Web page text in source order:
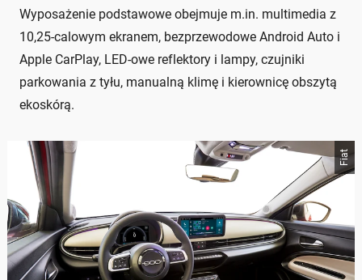
Wyposażenie podstawowe obejmuje m.in. multimedia z
10,25-calowym ekranem, bezprzewodowe Android Auto i
Apple CarPlay, LED-owe reflektory i lampy, czujniki
parkowania z tyłu, manualną klimę i kierownicę obszytą
ekoskórą.
Fiat